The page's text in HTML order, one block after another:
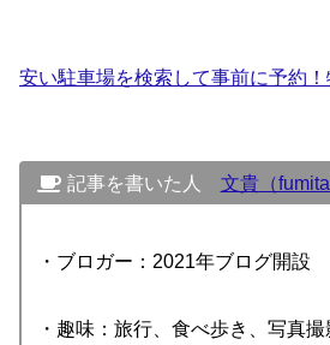
安い駐車場を検索して事前に予約！
記事を書いた人 文貴（
・ブロガー：2021年ブログ開設
・趣味：旅行、食べ歩き、写真撮